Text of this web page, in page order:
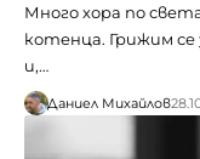
Много хора по
котенца. Грижим се
и,…
Даниел Михайлов